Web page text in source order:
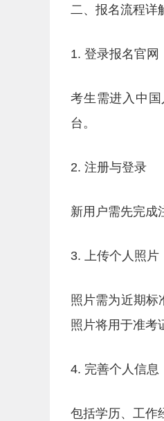
二、报名流程详
1. 登录报名官网
考生需进入中
台。
2. 注册与登录
新用户需先完成
3. 上传个人照片
照片需为近期标
照片将用于准考
4. 完善个人信息
包括学历、工作